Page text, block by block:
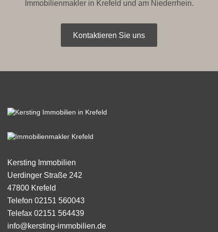
Immobilienmakler in Krefeld und am Niederrhein.
Kontaktieren Sie uns
Kersting Immobilien
Uerdinger Straße 242
47800 Krefeld
Telefon 02151 560043
Telefax 02151 564439
info@kersting-immobilien.de